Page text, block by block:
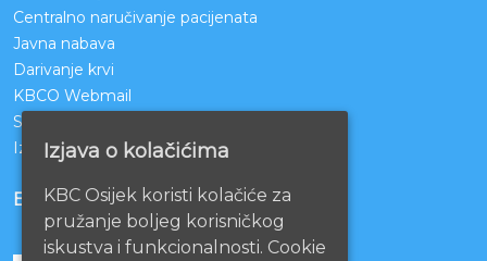
Centralno naručivanje pacijenata
Javna nabava
Darivanje krvi
KBCO Webmail
Sestrinstvo KBC Osijek
Izjava o pristupačnosti mrežnih stranica
BOLNICE PARTNERI
Izjava o kolačićima
KBC Osijek koristi kolačiće za
pružanje boljeg korisničkog
iskustva i funkcionalnosti. Cookie